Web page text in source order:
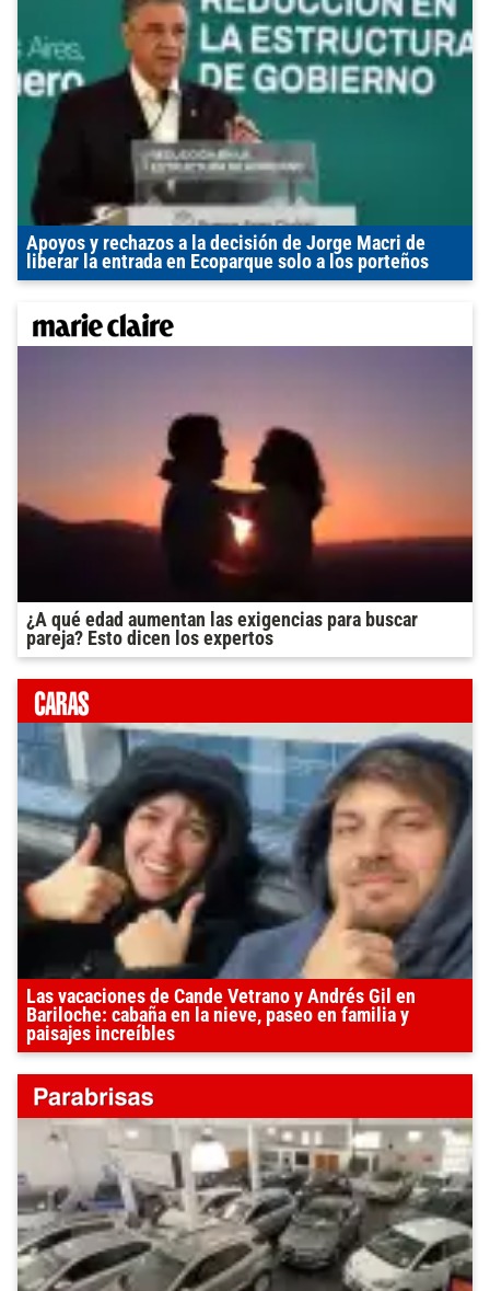
Apoyos y rechazos a la decisión de Jorge Macri de
liberar la entrada en Ecoparque solo a los porteños
¿A qué edad aumentan las exigencias para buscar
pareja? Esto dicen los expertos
Las vacaciones de Cande Vetrano y Andrés Gil en
Bariloche: cabaña en la nieve, paseo en familia y
paisajes increíbles